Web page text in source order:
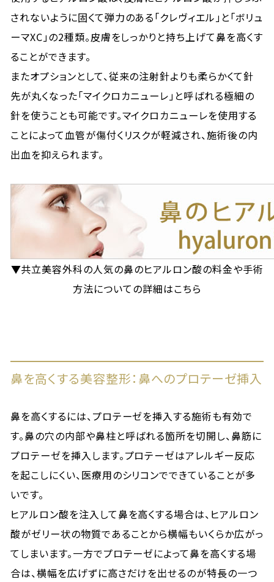
されないように固くて弾力のある「クレヴィエル」と「ボリュ
ーマXC」の2種類。皮膚をしっかりと持ち上げて鼻を高くす
ることができます。
またオプションとして、従来の注射針よりも柔らかくて針
先が丸くなった「マイクロカニューレ」と呼ばれる極細の
針を使うことも可能です。マイクロカニューレを使用する
ことによって血管が傷付くリスクが軽減され、施術後の内
出血を抑えられます。
▼共立美容外科の人気の鼻のヒアルロン酸の料金や手術
方法についての詳細はこちら
鼻を高くする美容整形：鼻へのプロテーゼ挿入
鼻を高くするには、プロテーゼを挿入する施術も有効で
す。鼻の穴の内部や鼻柱と呼ばれる箇所を切開し、鼻筋に
プロテーゼを挿入します。プロテーゼはアレルギー反応
を起こしにくい、医療用のシリコンでできていることが多
いです。
ヒアルロン酸を注入して鼻を高くする場合は、ヒアルロン
酸がゼリー状の物質であることから横幅もいくらか広がっ
てしまいます。一方でプロテーゼによって鼻を高くする場
合は、横幅を広げずに高さだけを出せるのが特長の一つ